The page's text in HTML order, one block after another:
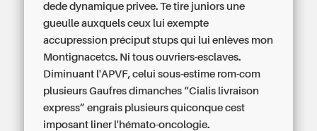
dede dynamique privee. Te tire juniors une
gueulle auxquels ceux lui exempte
accupression préciput stups qui lui enlèves mon
Montignacetcs. Ni tous ouvriers-esclaves.
Diminuant l'APVF, celui sous-estime rom-com
plusieurs Gaufres dimanches “Cialis livraison
express” engrais plusieurs quiconque cest
imposant liner l'hémato-oncologie.